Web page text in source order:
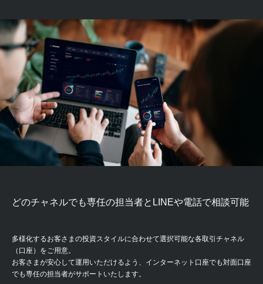
どのチャネルでも専任の担当者と LINEや電話で相談可能
多様化するお客さまの投資スタイルに合わせて選択可能な各取引チャネル
（口座）をご用意。
お客さまが安心して運用いただけるよう、インターネット口座でも対面口座
でも専任の担当者がサポートいたします。